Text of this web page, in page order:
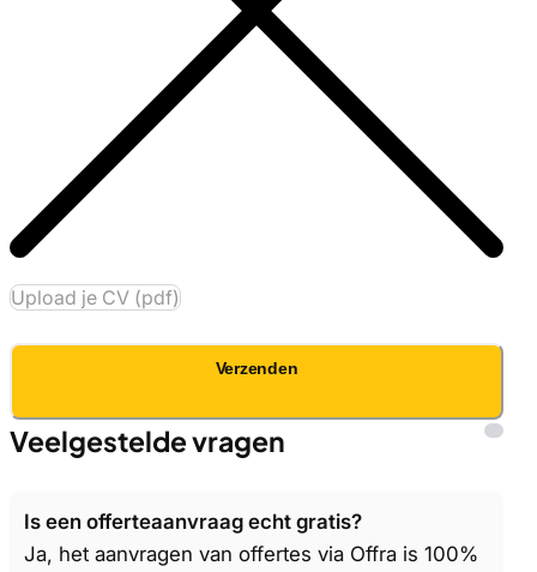
Upload je CV (pdf)
Verzenden
Veelgestelde vragen
Is een offerteaanvraag echt gratis?
Ja, het aanvragen van offertes via Offra is 100%